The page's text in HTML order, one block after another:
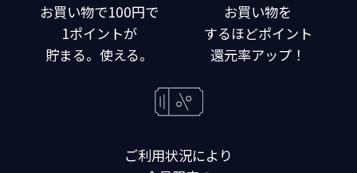
お買い物で100円で
1ポイントが
貯まる。使える。
お買い物を
するほどポイント
還元率アップ！
ご利用状況により